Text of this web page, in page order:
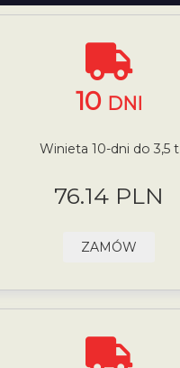
10 DNI
Winieta 10-dni do 3,5 t
76.14 PLN
ZAMÓW